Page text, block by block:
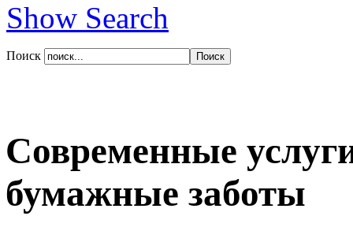
Show Search
Поиск
Современные
бумажные заботы